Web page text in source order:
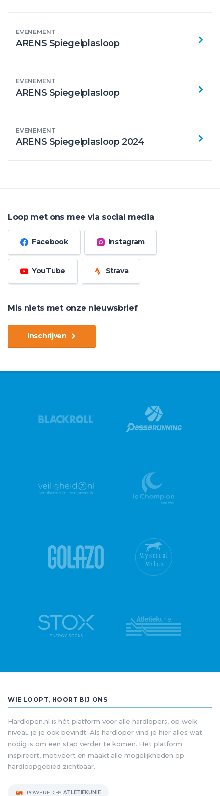
EVENEMENT
ARENS Spiegelplasloop
EVENEMENT
ARENS Spiegelplasloop
EVENEMENT
ARENS Spiegelplasloop 2024
Loop met ons mee via social media
Facebook Instagram
YouTube Strava
Mis niets met onze nieuwsbrief
Inschrijven
WIE LOOPT, HOORT BIJ ONS
Hardlopen.nl is hét platform voor alle hardlopers, op welk
niveau je je ook bevindt. Als hardloper vind je hier alles wat
nodig is om een stap verder te komen. Het platform
inspireert, motiveert en maakt alle mogelijkheden op
hardloopgebied zichtbaar.
POWERED BY ATLETIEKUNIE